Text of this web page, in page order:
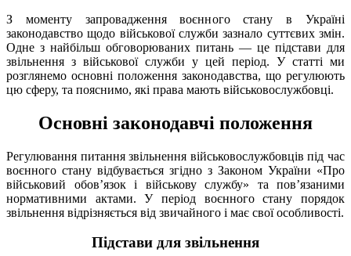
З моменту запровадження воєнного стану в Україні
законодавство щодо військової служби зазнало суттєвих змін.
Одне з найбільш обговорюваних питань — це підстави для
звільнення з військової служби у цей період. У статті ми
розглянемо основні положення законодавства, що регулюють
цю сферу, та пояснимо, які права мають військовослужбовці.
Основні законодавчі положення
Регулювання питання звільнення військовослужбовців під час
воєнного стану відбувається згідно з Законом України «Про
військовий обов’язок і військову службу» та пов’язаними
нормативними актами. У період воєнного стану порядок
звільнення відрізняється від звичайного і має свої особливості.
Підстави для звільнення